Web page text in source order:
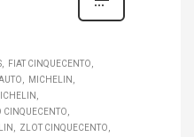
FIAT CINQUECENTO
MICHELIN
CINQUECENTO
ZLOT CINQUECENTO